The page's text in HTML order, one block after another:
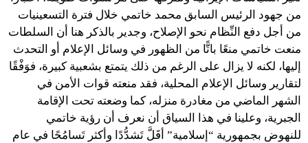
من جهود الرئيس السابق محمد خاتمي خلال فترة التسعينيات
من أجل دفع النِّظام نحو الإصلاح، وجدير بالذكر هنا أن السلطات
منعت خاتمي منعًا باتًّا من الظهور في وسائل الإعلام أو التحدث
إليها، لكنه لا يزال على الرغم من ذلك يتمتع بشعبية كبيرة، فوَفْقًا
لتقارير وسائل الإعلام المحلية، فقد منعته قوات الأمن في
الشهر الماضي من مغادرة منزله، كما وضعته تحت الإقامة
الجبرية، وعلينا في هذا السياق أن نعرف أن رؤية خاتمي
للنهوض بجمهورية “إسلامية” أقَلَّ تَشدُّدًا وأكثر تَسامُحًا في عام